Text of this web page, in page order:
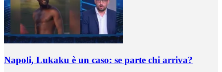
Napoli, Lukaku è un caso: se parte chi arriva?